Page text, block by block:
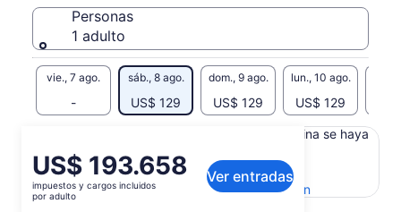
Personas
1 adulto
vie., 7 ago.
-
sáb., 8 ago.
US$ 129
dom., 9 ago.
US$ 129
lun., 10 ago.
US$ 129
El
precio
es
US$ 193.658
impuestos y cargos incluidos
por adulto
Ver entradas
Es posible que el contenido de esta página se haya
Ver el texto original (inglés)
Enviar comentarios sobre esta traducciónSe